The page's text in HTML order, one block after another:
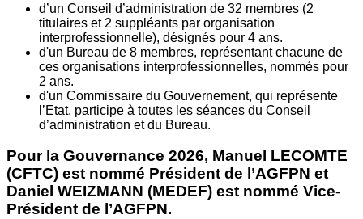
d’un Conseil d’administration de 32 membres (2
titulaires et 2 suppléants par organisation
interprofessionnelle), désignés pour 4 ans.
d'un Bureau de 8 membres, représentant chacune de
ces organisations interprofessionnelles, nommés pour
2 ans.
d'un Commissaire du Gouvernement, qui représente
l’Etat, participe à toutes les séances du Conseil
d’administration et du Bureau.
Pour la Gouvernance 2026, Manuel LECOMTE
(CFTC) est nommé Président de l’AGFPN et
Daniel WEIZMANN (MEDEF) est nommé Vice-
Président de l’AGFPN.